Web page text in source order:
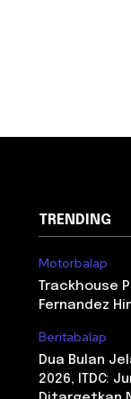
TRENDING
Motorbalap
Trackhouse
Fernandez
Beritabalap
Dua Bulan
2026, ITDC: